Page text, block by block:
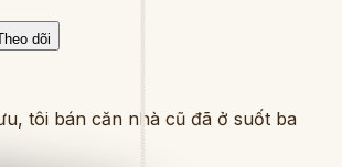
dõi
tôi bán căn nhà cũ đã ở suốt ba